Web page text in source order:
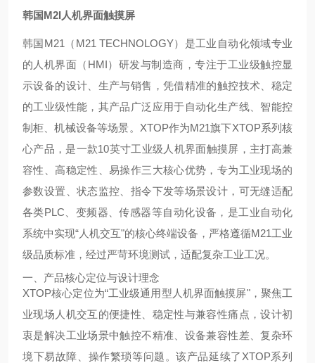
韩国M2I人机界面触摸屏
韩国M21（M21 TECHNOLOGY）是工业自动化领域专业
的人机界面（HMI）研发与制造商，专注于工业级触控显
示设备的设计、生产与销售，凭借精准的触控技术、稳定
的工业级性能，其产品广泛应用于自动化生产线、智能控
制柜、机械设备等场景。XTOP作为M21旗下XTOP系列核
心产品，是一款10英寸工业级人机界面触摸屏，主打高兼
容性、高稳定性、易操作三大核心优势，专为工业现场的
参数设置、状态监控、指令下发等场景设计，可无缝适配
各类PLC、变频器、传感器等自动化设备，是工业自动化
系统中实现“人机交互"的核心终端设备，严格遵循M21工业
级品质标准，经过严苛环境测试，适配复杂工业工况。
一、产品核心定位与设计理念
XTOP核心定位为“工业级通用型人机界面触摸屏"，聚焦工
业现场人机交互的便捷性、稳定性与兼容性痛点，设计初
衷是解决工业场景中触控不精准、设备兼容性差、复杂环
境下易故障、操作繁琐等问题。该产品延续了XTOP系列